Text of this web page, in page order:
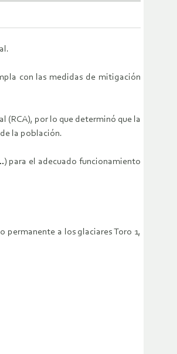
con las medidas de mitigación
(RCA), por lo que determinó que la
la población.
para el adecuado funcionamiento
permanente a los glaciares Toro 1,